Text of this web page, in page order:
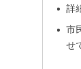
詳
市
せ